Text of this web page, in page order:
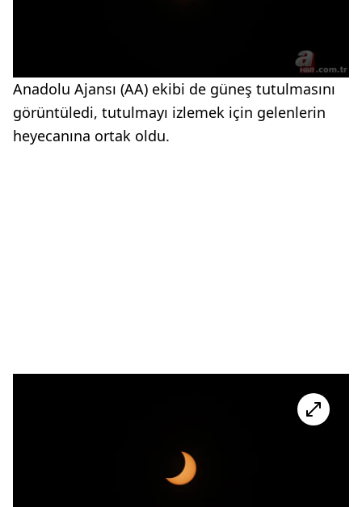
Anadolu Ajansı (AA) ekibi de güneş tutulmasını
görüntüledi, tutulmayı izlemek için gelenlerin
heyecanına ortak oldu.